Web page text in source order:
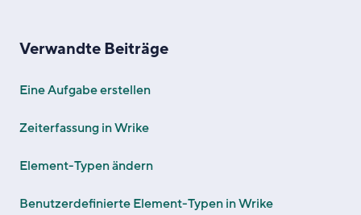
Verwandte Beiträge
Eine Aufgabe erstellen
Zeiterfassung in Wrike
Element-Typen ändern
Benutzerdefinierte Element-Typen in Wrike